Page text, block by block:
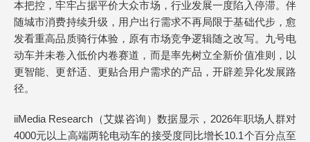
本把控，牢牢占据平价大众市场，行业发展一度陷入停滞。伴
随城市消费持续升级，用户出行需求不再局限于基础代步，愈
发看重高品质骑行体验，原有市场竞争逻辑随之改写。九号电
动车并未卷入低价内卷赛道，而是率先树立全新价值准则，以
更智能、更舒适、更贴合用户需求的产品，开辟差异化发展路
径。
iiMedia Research（艾媒咨询）数据显示，2026年职场人群对
4000元以上高端两轮电动车的接受度同比增长10.1个百分点至